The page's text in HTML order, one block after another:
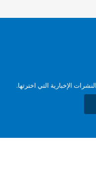
الإخبارية التي اخترتها.